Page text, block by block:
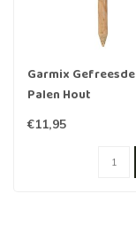
Garmix
Palen Hout
Geïmpregneerd
10cm
€11,95